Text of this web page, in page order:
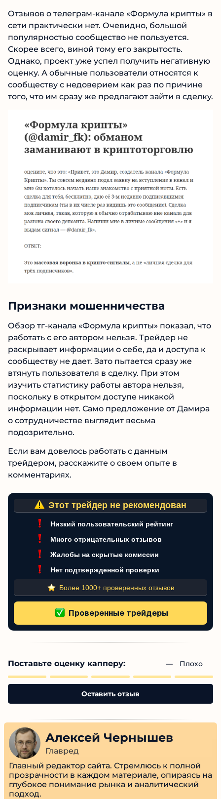
Отзывы пользователей
Отзывов о телеграм-канале «Формула
крипты» в сети практически нет. Очевидно,
большой популярностью сообщество не
пользуется. Скорее всего, виной тому его
закрытость. Однако, проект уже успел
получить негативную оценку. А обычные
недоверием как раз по причине того, что им
сразу же предлагают зайти в сделку.
Признаки мошенничества
Обзор тг-канала «Формула крипты» показал,
что работать с его автором нельзя. Трейдер не
раскрывает информации о себе, да и доступа
к сообществу не дает. Зато пытается сразу же
втянуть пользователя в сделку. При этом
изучить статистику работы автора нельзя,
поскольку в открытом доступе никакой
информации нет. Само предложение от
Дамира о сотрудничестве выглядит весьма
подозрительно.
Если вам довелось работать с данным
комментариях.
Низкий пользовательский рейтинг
Много отрицательных отзывов
Нет подтвержденной проверки
Более 1000+ проверенных отзывов
Поставьте оценку капперу:
Оставить отзыв
Алексей Чернышев
Главред
Главный редактор сайта. Стремлюсь к полной
Рекомендован экспертами Tehnoobzor:
высокий ROI, честная статистика и сотни
довольных клиентов.
Читать обзор